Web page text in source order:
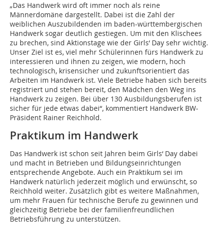
„Das Handwerk wird oft immer noch als reine
Männerdomäne dargestellt. Dabei ist die Zahl der
weiblichen Auszubildenden im baden-württembergischen
Handwerk sogar deutlich gestiegen. Um mit den Klischees
zu brechen, sind Aktionstage wie der Girls‘ Day sehr wichtig.
Unser Ziel ist es, viel mehr Schülerinnen fürs Handwerk zu
interessieren und ihnen zu zeigen, wie modern, hoch
technologisch, krisensicher und zukunftsorientiert das
Arbeiten im Handwerk ist. Viele Betriebe haben sich bereits
registriert und stehen bereit, den Mädchen den Weg ins
Handwerk zu zeigen. Bei über 130 Ausbildungsberufen ist
sicher für jede etwas dabei“, kommentiert Handwerk BW-
Präsident Rainer Reichhold.
Praktikum im Handwerk
Das Handwerk ist schon seit Jahren beim Girls‘ Day dabei
und macht in Betrieben und Bildungseinrichtungen
entsprechende Angebote. Auch ein Praktikum sei im
Handwerk natürlich jederzeit möglich und erwünscht, so
Reichhold weiter. Zusätzlich gibt es weitere Maßnahmen,
um mehr Frauen für technische Berufe zu gewinnen und
gleichzeitig Betriebe bei der familienfreundlichen
Betriebsführung zu unterstützen.